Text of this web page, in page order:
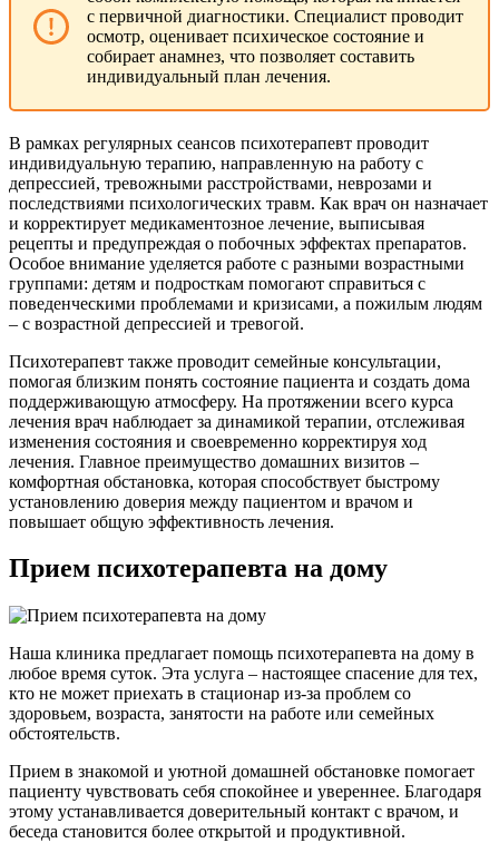
с первичной диагностики. Специалист проводит
осмотр, оценивает психическое состояние и
собирает анамнез, что позволяет составить
индивидуальный план лечения.
В рамках регулярных сеансов психотерапевт проводит
индивидуальную терапию, направленную на работу с
депрессией, тревожными расстройствами, неврозами и
последствиями психологических травм. Как врач он назначает
и корректирует медикаментозное лечение, выписывая
рецепты и предупреждая о побочных эффектах препаратов.
Особое внимание уделяется работе с разными возрастными
группами: детям и подросткам помогают справиться с
поведенческими проблемами и кризисами, а пожилым людям
– с возрастной депрессией и тревогой.
Психотерапевт также проводит семейные консультации,
помогая близким понять состояние пациента и создать дома
поддерживающую атмосферу. На протяжении всего курса
лечения врач наблюдает за динамикой терапии, отслеживая
изменения состояния и своевременно корректируя ход
лечения. Главное преимущество домашних визитов –
комфортная обстановка, которая способствует быстрому
установлению доверия между пациентом и врачом и
повышает общую эффективность лечения.
Прием психотерапевта на дому
Наша клиника предлагает помощь психотерапевта на дому в
любое время суток. Эта услуга – настоящее спасение для тех,
кто не может приехать в стационар из-за проблем со
здоровьем, возраста, занятости на работе или семейных
обстоятельств.
Прием в знакомой и уютной домашней обстановке помогает
пациенту чувствовать себя спокойнее и увереннее. Благодаря
этому устанавливается доверительный контакт с врачом, и
беседа становится более открытой и продуктивной.